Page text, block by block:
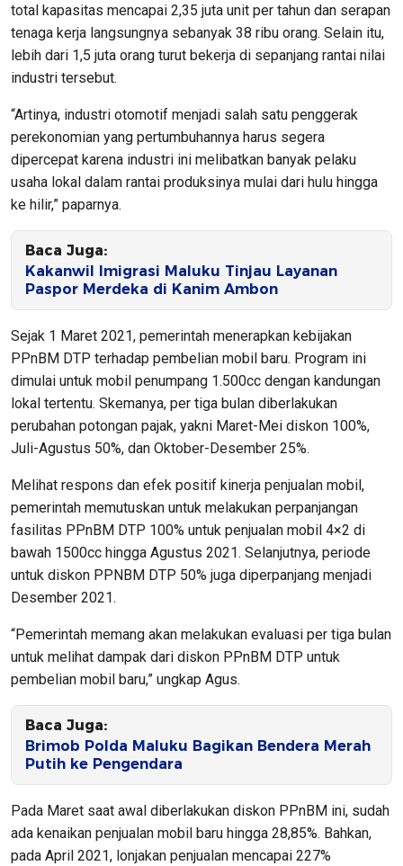
total kapasitas mencapai 2,35 juta unit per tahun dan serapan
tenaga kerja langsungnya sebanyak 38 ribu orang. Selain itu,
lebih dari 1,5 juta orang turut bekerja di sepanjang rantai nilai
industri tersebut.
“Artinya, industri otomotif menjadi salah satu penggerak
perekonomian yang pertumbuhannya harus segera
dipercepat karena industri ini melibatkan banyak pelaku
usaha lokal dalam rantai produksinya mulai dari hulu hingga
ke hilir,” paparnya.
Baca Juga:
Kakanwil Imigrasi Maluku Tinjau Layanan
Paspor Merdeka di Kanim Ambon
Sejak 1 Maret 2021, pemerintah menerapkan kebijakan
PPnBM DTP terhadap pembelian mobil baru. Program ini
dimulai untuk mobil penumpang 1.500cc dengan kandungan
lokal tertentu. Skemanya, per tiga bulan diberlakukan
perubahan potongan pajak, yakni Maret-Mei diskon 100%,
Juli-Agustus 50%, dan Oktober-Desember 25%.
Melihat respons dan efek positif kinerja penjualan mobil,
pemerintah memutuskan untuk melakukan perpanjangan
fasilitas PPnBM DTP 100% untuk penjualan mobil 4×2 di
bawah 1500cc hingga Agustus 2021. Selanjutnya, periode
untuk diskon PPNBM DTP 50% juga diperpanjang menjadi
Desember 2021.
“Pemerintah memang akan melakukan evaluasi per tiga bulan
untuk melihat dampak dari diskon PPnBM DTP untuk
pembelian mobil baru,” ungkap Agus.
Baca Juga:
Brimob Polda Maluku Bagikan Bendera Merah
Putih ke Pengendara
Pada Maret saat awal diberlakukan diskon PPnBM ini, sudah
ada kenaikan penjualan mobil baru hingga 28,85%. Bahkan,
pada April 2021, lonjakan penjualan mencapai 227%